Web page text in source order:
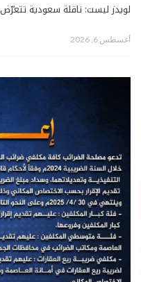
لويدز ليست: ناقلة سعودية
أغسطس 6, 2026